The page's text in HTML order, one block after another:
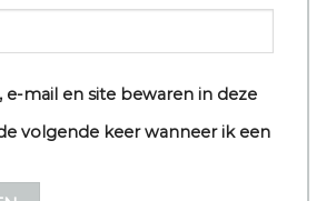
e-mail en site bewaren in deze
volgende keer wanneer ik een